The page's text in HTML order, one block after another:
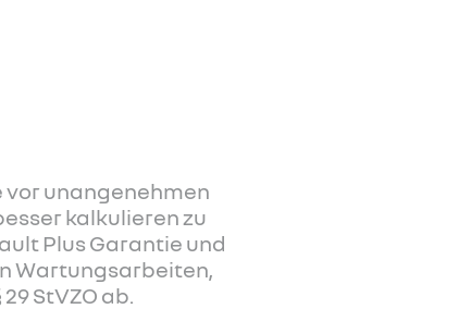
vor unangenehmen
kalkulieren zu
Plus Garantie und
Wartungsarbeiten,
StVZO ab.